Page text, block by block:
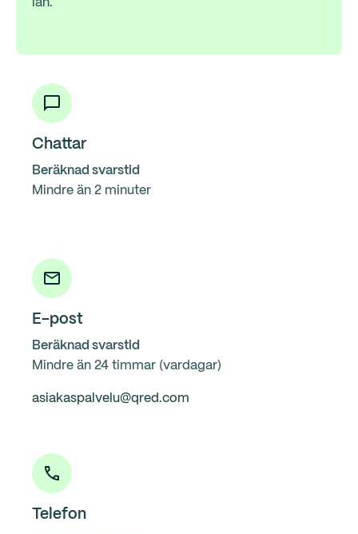
lån.
Chattar
Beräknad svarstid
Mindre än 2 minuter
E-post
Beräknad svarstid
Mindre än 24 timmar (vardagar)
asiakaspalvelu@qred.com
Telefon